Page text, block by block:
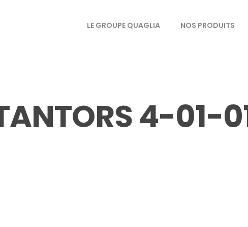
LE GROUPE QUAGLIA NOS PRODUITS
4-01-